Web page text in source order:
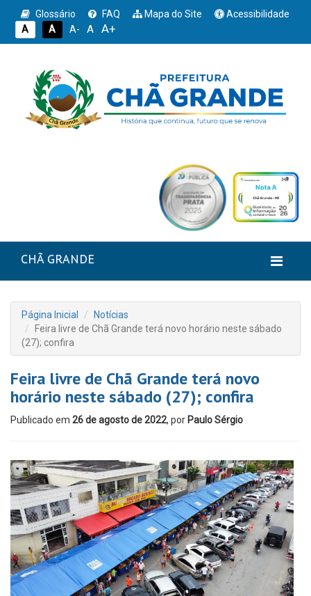
Glossário FAQ Mapa do Site
Acessibilidade
A
A A- A A+
CHÃ GRANDE
Página Inicial
Notícias
Feira livre de Chã Grande terá novo horário neste sábado
(27); confira
Feira livre de Chã Grande terá novo
horário neste sábado (27); confira
Publicado em 26 de agosto de 2022, por Paulo Sérgio